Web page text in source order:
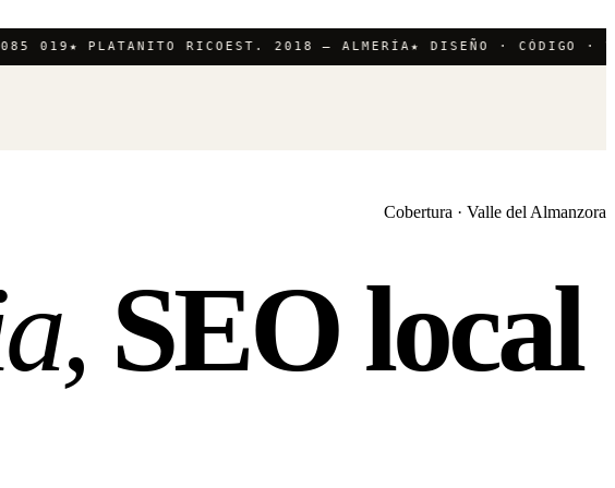
★ PLATANITO RICO EST. 2018 — ALMERÍA ★ DISEÑO · CÓDIGO ·
Cobertura · Valle del Almanzora
SEO local